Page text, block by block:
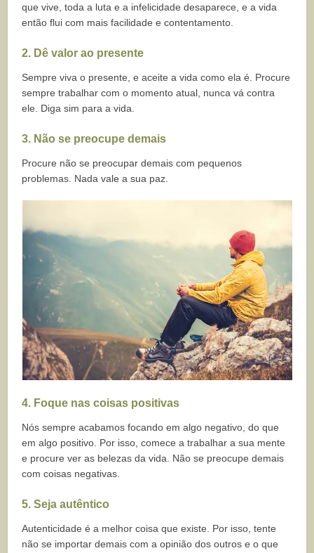
que vive, toda a luta e a infelicidade desaparece, e a vida
então flui com mais facilidade e contentamento.
2. Dê valor ao presente
Sempre viva o presente, e aceite a vida como ela é. Procure
sempre trabalhar com o momento atual, nunca vá contra
ele. Diga sim para a vida.
3. Não se preocupe demais
Procure não se preocupar demais com pequenos
problemas. Nada vale a sua paz.
4. Foque nas coisas positivas
Nós sempre acabamos focando em algo negativo, do que
em algo positivo. Por isso, comece a trabalhar a sua mente
e procure ver as belezas da vida. Não se preocupe demais
com coisas negativas.
5. Seja autêntico
Autenticidade é a melhor coisa que existe. Por isso, tente
não se importar demais com a opinião dos outros e o que